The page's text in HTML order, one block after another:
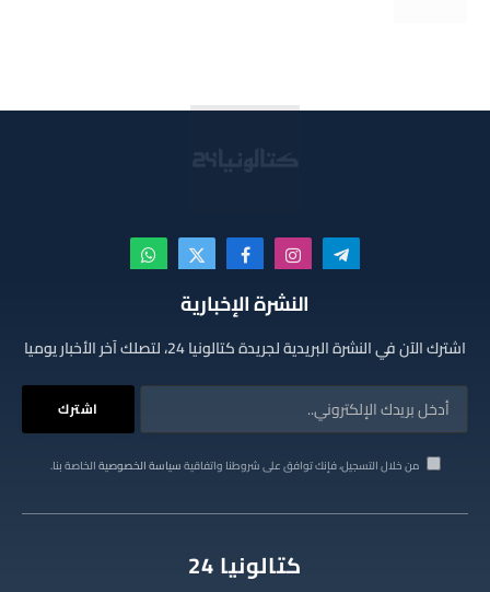
تيلقرام الانستغرامفيسبوكX
(Twitter)
واتساب
النشرة الإخبارية
اشترك الآن في النشرة البريدية لجريدة كتالونيا 24، لتصلك آخر الأخبار يوميا
من خلال التسجيل، فإنك توافق على شروطنا واتفاقيةسياسة الخصوصيةالخاصة بنا.
كتالونيا 24